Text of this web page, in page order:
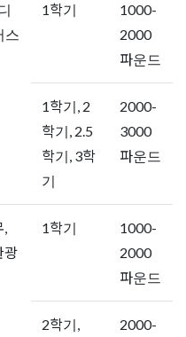
스
1학기
1000-
2000
파운드
1학기, 2
학기, 2.5
학기, 3학
기
2000-
3000
파운드
,
광
1학기
1000-
2000
파운드
2학기,
2000-